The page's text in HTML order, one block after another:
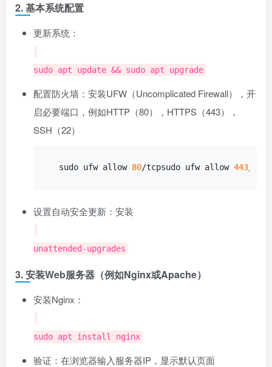
2. 基本系统配置
更新系统：
sudo apt update && sudo apt upgrade
配置防火墙：安装UFW（Uncomplicated Firewall），开
启必要端口，例如HTTP（80），HTTPS（443），
SSH（22）
sudo ufw allow 80/tcpsudo ufw allow 443
设置自动安全更新：安装
unattended-upgrades
3. 安装Web服务器（例如Nginx或Apache）
安装Nginx：
sudo apt install nginx
验证：在浏览器输入服务器IP，显示默认页面